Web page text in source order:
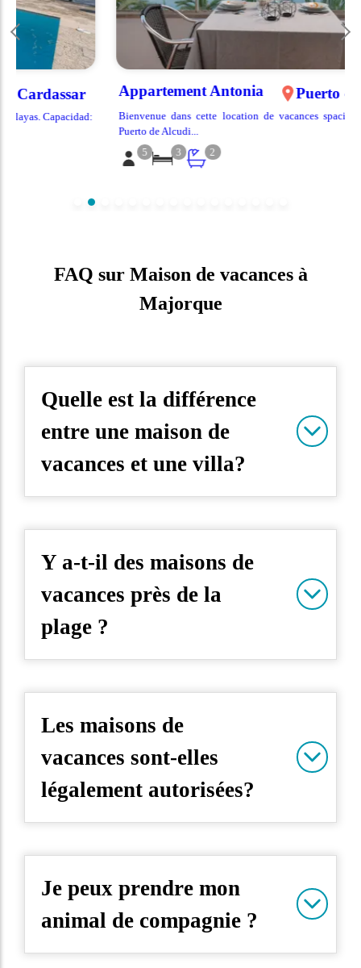
Appartement Antonia Puerto de Alcudia
Bienvenue dans cette location de vacances spacieuse et propre à
Puerto de Alcudi...
2
FAQ sur Maison de vacances à
Majorque
Quelle est la différence
entre une maison de
vacances et une villa?
Y a-t-il des maisons de
vacances près de la
plage ?
Les maisons de
vacances sont-elles
légalement autorisées?
Je peux prendre mon
animal de compagnie ?